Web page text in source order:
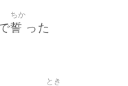
誓
ちか
った
とき